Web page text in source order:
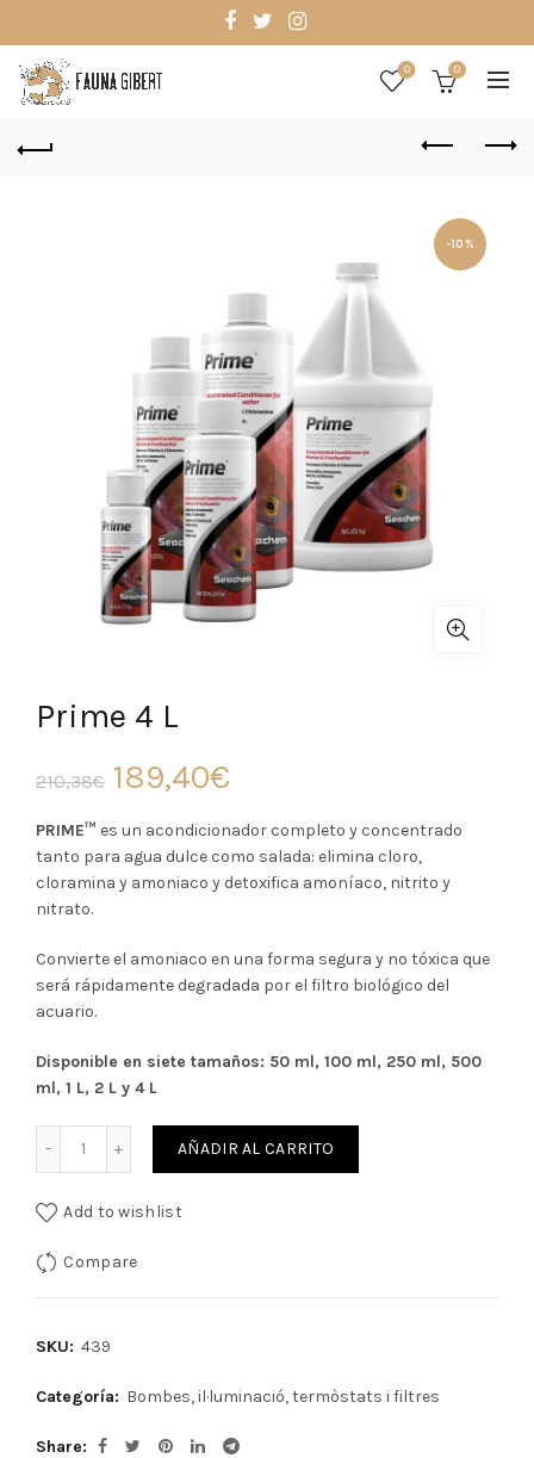
0 0
-10%
Prime 4 L
210,38€ El
precio
original
210,38€.
189,40€
precio
actual
189,40€.
PRIME™ es un acondicionador completo y concentrado
tanto para agua dulce como salada: elimina cloro,
cloramina y amoniaco y detoxifica amoníaco, nitrito y
nitrato.
Convierte el amoniaco en una forma segura y no tóxica que
será rápidamente degradada por el filtro biológico del
acuario.
Disponible en siete tamaños: 50 ml, 100 ml, 250 ml, 500
ml, 1 L, 2 L y 4 L
AÑADIR AL CARRITO
Add to wishlist
Compare
SKU: 439
Categoría: Bombes, il·luminació, termòstats i filtres
Share